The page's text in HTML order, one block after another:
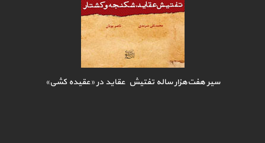
سیر هفت‌هزار ساله تفتیش عقاید در «عقیده کشی»